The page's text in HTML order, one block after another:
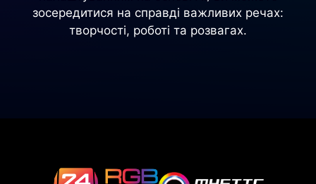
зосередитися на справді важливих речах:
творчості, роботі та розвагах.